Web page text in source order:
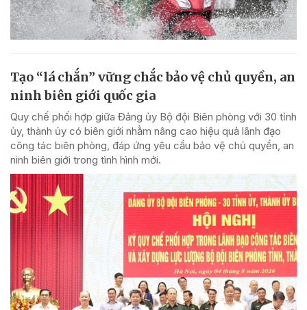
Tạo “lá chắn” vững chắc bảo vệ chủ quyền, an
ninh biên giới quốc gia
Quy chế phối hợp giữa Đảng ủy Bộ đội Biên phòng với 30 tỉnh
ủy, thành ủy có biên giới nhằm nâng cao hiệu quả lãnh đạo
công tác biên phòng, đáp ứng yêu cầu bảo vệ chủ quyền, an
ninh biên giới trong tình hình mới.